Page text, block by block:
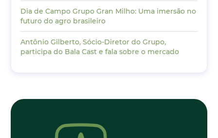
Dia de Campo Grupo Gran Milho: Uma imersão no
futuro do agro brasileiro
Antônio Gilberto, Sócio-Diretor do Grupo,
participa do Bala Cast e fala sobre o mercado